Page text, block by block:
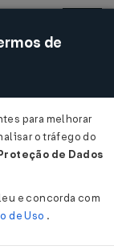
Acessar
DE
de
para melhorar
o tráfego do
de Dados
e concorda com
de Uso .